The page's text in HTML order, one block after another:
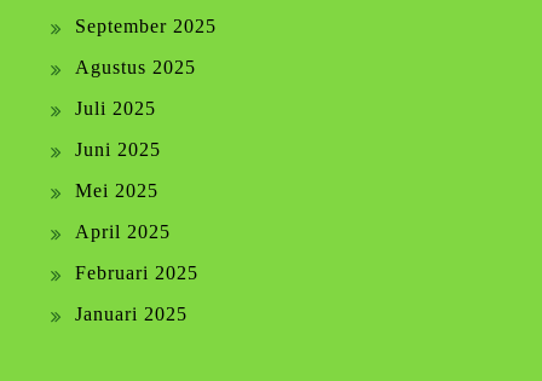
September 2025
Agustus 2025
Juli 2025
Juni 2025
Mei 2025
April 2025
Februari 2025
Januari 2025